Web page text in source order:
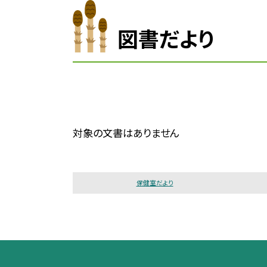
図書だより
対象の文書はありません
保健室だより